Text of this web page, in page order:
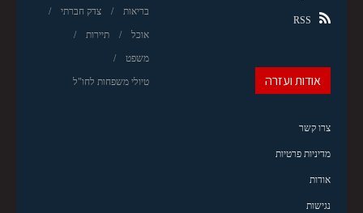
בריאות צדק חברתי
אוכל תיירות
משפט
טיולי משפחות לחו"ל
RSS
אודות ועזרה
צרו קשר
מדיניות פרטיות
אודות
נגישות